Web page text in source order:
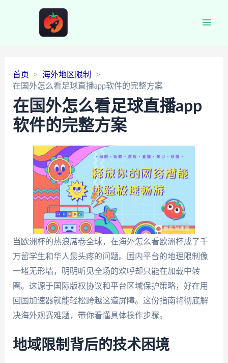
首页
海外地区限制
在国外怎么看足球直播app软件的完整方案
在国外怎么看足球直播app
软件的完整方案
当欧洲杯的热浪席卷全球，在海外怎么看欧洲杯成了千
万留学生和华人最头疼的问题。国内平台的地理限制像
一堵无形墙，明明听见全场的欢呼却只能在加载中转
圈。这源于国际版权协议和平台区域保护策略，好在用
回国加速器就能轻松跨越这道屏障。这份指南将彻底解
决海外观赛难题，带你看懂具体操作步骤。
地域限制背后的技术困境